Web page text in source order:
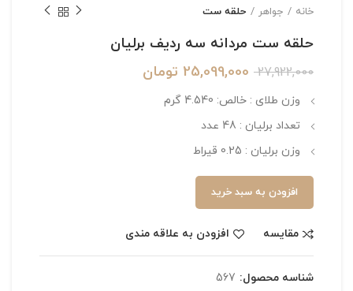
خانه جواهر حلقه ست
حلقه ست مردانه سه ردیف برلیان
27,922,000
25,099,000 تومان
وزن طلای : خالص: 4.540 گرم
تعداد برلیان : 48 عدد
وزن برلیان : 0.25 قیراط
افزودن به سبد خرید
مقایسه افزودن به علاقه مندی
شناسه محصول: 567